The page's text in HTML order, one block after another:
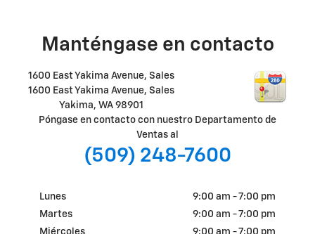
Manténgase en contacto
1600 East Yakima Avenue, Sales
1600 East Yakima Avenue, Sales
Yakima, WA 98901
Póngase en contacto con nuestro Departamento de
Ventas al
(509) 248-7600
Lunes
9:00 am - 7:00 pm
Martes
9:00 am - 7:00 pm